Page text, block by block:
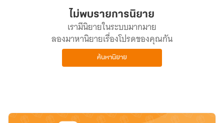
ไม่พบรายการนิยาย
เรามีนิยายในระบบมากมาย
ลองมาหานิยายเรื่องโปรดของคุณกัน
ค้นหานิยาย